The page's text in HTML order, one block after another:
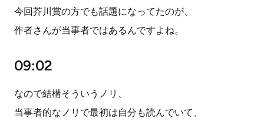
今回芥川賞の方でも話題になってたのが、
作者さんが当事者ではあるんですよね。
09:02
なので結構そういうノリ、
当事者的なノリで最初は自分も読んでいて、